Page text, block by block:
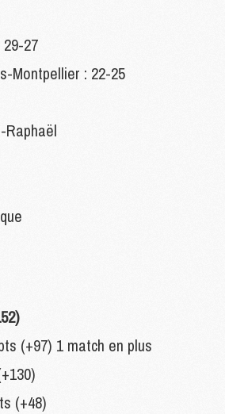
27
Montpellier : 22-25
Raphaël
(+97) 1 match en plus
(+48)